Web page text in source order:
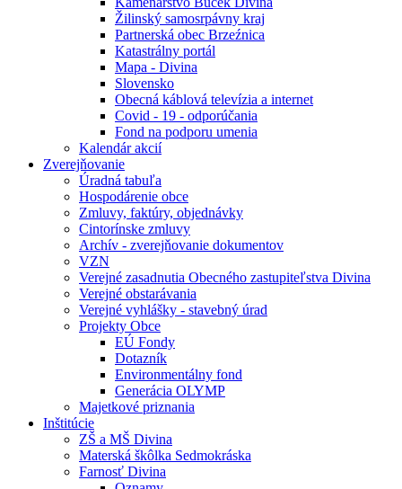
Žilinský samosrpávny kraj
Partnerská obec Brzeźnica
Katastrálny portál
Mapa - Divina
Slovensko
Obecná káblová televízia a internet
Covid - 19 - odporúčania
Fond na podporu umenia
Kalendár akcií
Zverejňovanie
Úradná tabuľa
Hospodárenie obce
Zmluvy, faktúry, objednávky
Cintorínske zmluvy
Archív - zverejňovanie dokumentov
VZN
Verejné zasadnutia Obecného zastupiteľstva Divina
Verejné obstarávania
Verejné vyhlášky - stavebný úrad
Projekty Obce
EÚ Fondy
Dotazník
Environmentálny fond
Generácia OLYMP
Majetkové priznania
Inštitúcie
ZŠ a MŠ Divina
Materská škôlka Sedmokráska
Farnosť Divina